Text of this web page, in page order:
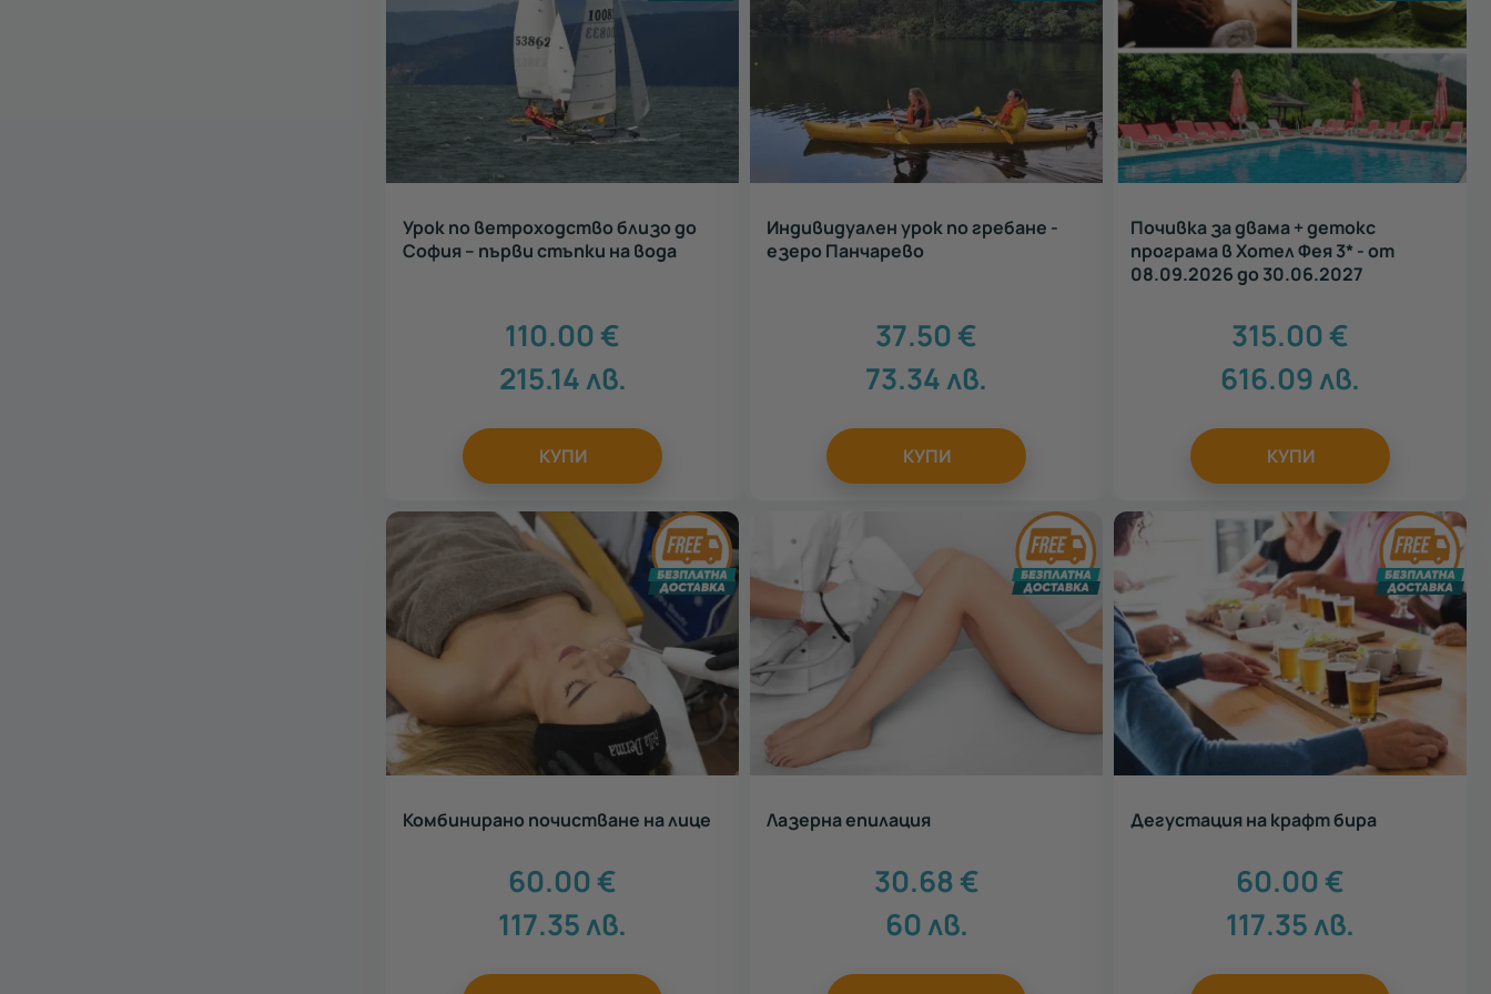
Урок по ветроходство близо до
София – първи стъпки на вода
110.00€
215.14лв.
КУПИ
Индивидуален урок по гребане -
езеро Панчарево
37.50€
73.34лв.
КУПИ
Почивка за двама + детокс
програма в Хотел Фея 3* - от
08.09.2026 до 30.06.2027
315.00€
616.09лв.
КУПИ
Комбинирано почистване на лице
60.00€
117.35лв.
Лазерна епилация
30.68€
60лв.
Дегустация на крафт бира
60.00€
117.35лв.